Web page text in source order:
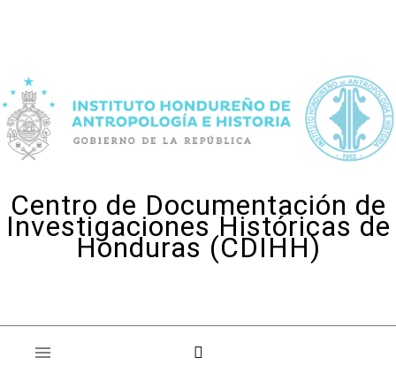
Centro de Documentación de
Investigaciones Históricas de
Honduras (CDIHH)